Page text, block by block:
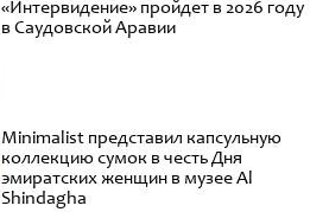
«Интервидение» пройдет в 2026 году
в Саудовской Аравии
Minimalist представил капсульную
коллекцию сумок в честь Дня
эмиратских женщин в музее Al
Shindagha